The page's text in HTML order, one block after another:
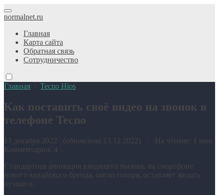
normalnet.ru
Главная
Карта сайта
Обратная связь
Сотрудничество
Главная Tecno Hios
Как поставить своё видео на звонок в
телефоне Tecno
13 декабря 2022 (обновлено 13.12.2022) · На чтение: 1 мин
Комментарии: 4
Стандартная анимация входящего вызова, на смартфоне
нового китайского бренда, мягко говоря, оставляет желать
лучшего.